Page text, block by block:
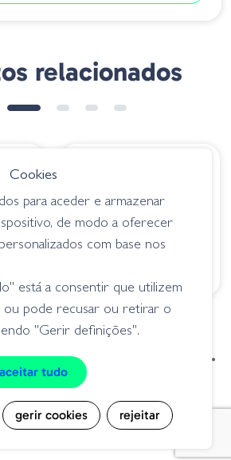
relacionados
-
Evergreen Combat
Crank 320 - 602 Big
Bite Chart
livro de reclamações
cookies
e Competição © Todos os direitos reservados |
Desenvolvido porBomsite
Cookies
para aceder e armazenar
de modo a oferecer
com base nos
está a consentir que utilizem
ou pode recusar ou retirar o
"Gerir definições".
aceitar tudo
gerir cookies rejeitar